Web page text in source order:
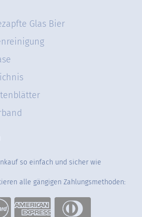
Glas Bier
so einfach und sicher wie
alle gängigen Zahlungsmethoden: